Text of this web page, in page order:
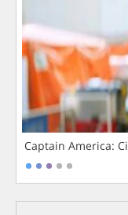
Captain America: